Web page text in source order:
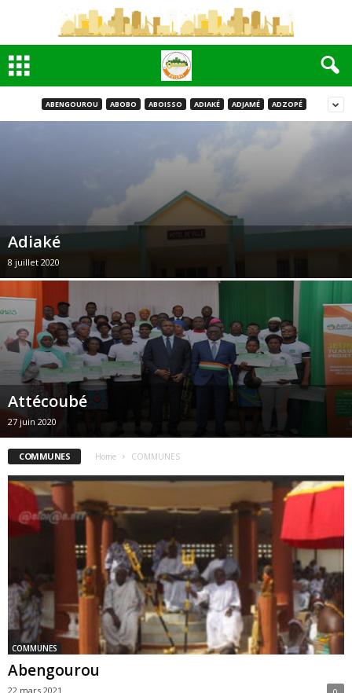
ABENGOUROU ABOBO ABOISSO ADIAKÉ ADJAMÉ ADZOPÉ
Adiaké
8 juillet 2020
Attécoubé
27 juin 2020
COMMUNES Home COMMUNES
COMMUNES
Abengourou
22 mars 2021